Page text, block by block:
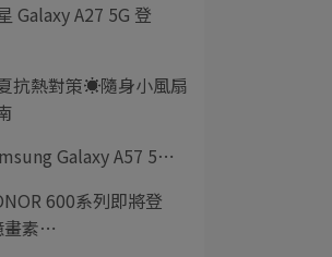
Galaxy A27 5G 登
抗熱對策☀️隨身小風扇
Galaxy A57 5⋯
600系列即將登
畫素⋯